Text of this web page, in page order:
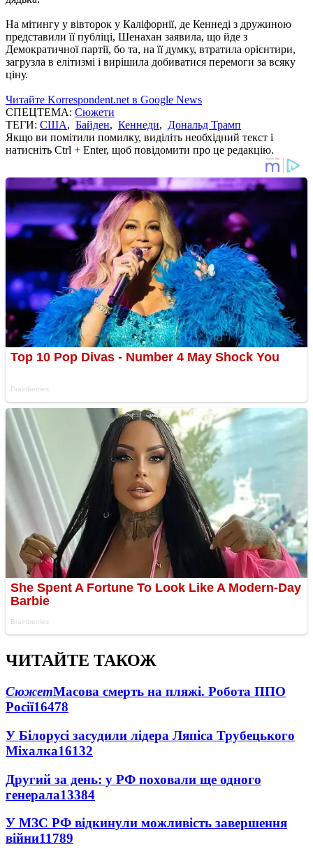
На мітингу у вівторок у Каліфорнії, де Кеннеді з дружиною
представили її публіці, Шенахан заявила, що йде з
Демократичної партії, бо та, на її думку, втратила орієнтири,
загрузла в елітизмі і вирішила добиватися перемоги за всяку
ціну.
Читайте Korrespondent.net в Google News
СПЕЦТЕМА: Сюжети
ТЕГИ: США, Байден, Кеннеди, Дональд Трамп
Якщо ви помітили помилку, виділіть необхідний текст і
натисніть Ctrl + Enter, щоб повідомити про це редакцію.
ЧИТАЙТЕ ТАКОЖ
СюжетМасова смерть на пляжі. Робота ППО
Росії16478
У Білорусі засудили лідера Ляпіса Трубецького
Міхалка16132
Другий за день: у РФ поховали ще одного
генерала13384
У МЗС РФ відкинули можливість завершення
війни11789